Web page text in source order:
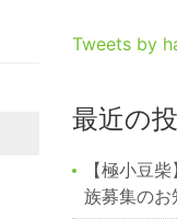
Tweets by
最近の
【極小豆
族募集のお